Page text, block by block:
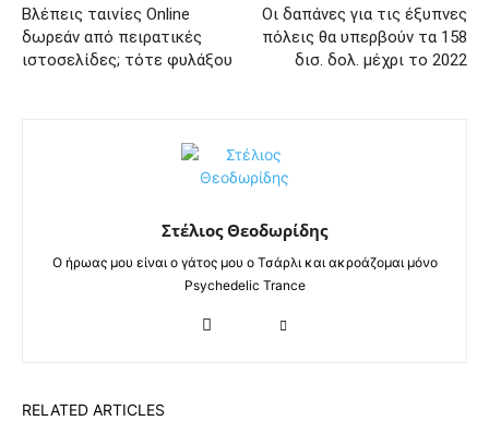
Βλέπεις ταινίες Online
δωρεάν από πειρατικές
ιστοσελίδες; τότε φυλάξου
Οι δαπάνες για τις έξυπνες
πόλεις θα υπερβούν τα 158
δισ. δολ. μέχρι το 2022
Στέλιος Θεοδωρίδης
Ο ήρωας μου είναι ο γάτος μου ο Τσάρλι και ακροάζομαι μόνο
Psychedelic Trance
RELATED ARTICLES